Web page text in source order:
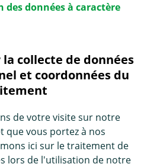
des données à caractère
collecte de données
et coordonnées du
de votre visite sur notre
que vous portez à nos
ici sur le traitement de
lors de l'utilisation de notre